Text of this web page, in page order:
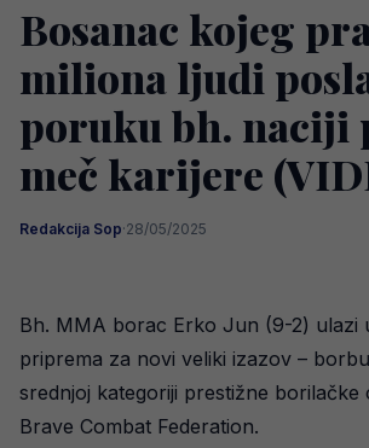
Bosanac kojeg
miliona ljudi
poruku bh. naciji
meč karijere
Redakcija Sop·28/05/2025
Bh. MMA borac Erko Jun (9-2) ulazi
priprema za novi veliki izazov –
srednjoj kategoriji prestižne borilačke
Brave Combat Federation.